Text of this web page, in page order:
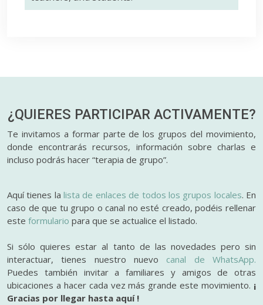
¿QUIERES PARTICIPAR ACTIVAMENTE?
Te invitamos a formar parte de los grupos del movimiento,
donde encontrarás recursos, información sobre charlas e
incluso podrás hacer “terapia de grupo”.
Aquí tienes lalista de enlaces de todos los grupos locales. En
caso de que tu grupo o canal no esté creado, podéis rellenar
este formulario para que se actualice el listado.
Si sólo quieres estar al tanto de las novedades pero sin
interactuar, tienes nuestro nuevo canal de WhatsApp.
Puedes también invitar a familiares y amigos de otras
ubicaciones a hacer cada vez más grande este movimiento. ¡
Gracias por llegar hasta aquí !